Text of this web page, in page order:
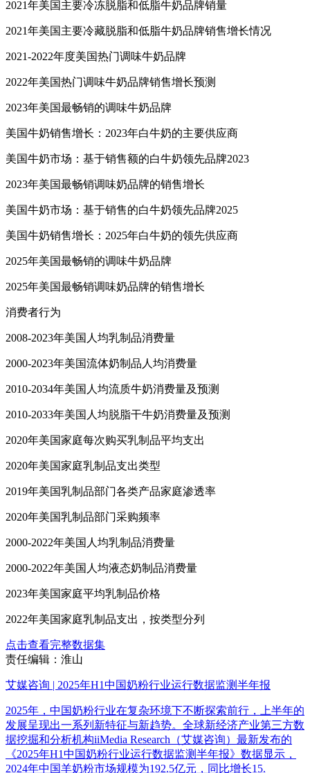
2021年美国主要冷冻脱脂和低脂牛奶品牌销量
2021年美国主要冷藏脱脂和低脂牛奶品牌销售增长情况
2021-2022年度美国热门调味牛奶品牌
2022年美国热门调味牛奶品牌销售增长预测
2023年美国最畅销的调味牛奶品牌
美国牛奶销售增长：2023年白牛奶的主要供应商
美国牛奶市场：基于销售额的白牛奶领先品牌2023
2023年美国最畅销调味奶品牌的销售增长
美国牛奶市场：基于销售的白牛奶领先品牌2025
美国牛奶销售增长：2025年白牛奶的领先供应商
2025年美国最畅销的调味牛奶品牌
2025年美国最畅销调味奶品牌的销售增长
消费者行为
2008-2023年美国人均乳制品消费量
2000-2023年美国流体奶制品人均消费量
2010-2034年美国人均流质牛奶消费量及预测
2010-2033年美国人均脱脂干牛奶消费量及预测
2020年美国家庭每次购买乳制品平均支出
2020年美国家庭乳制品支出类型
2019年美国乳制品部门各类产品家庭渗透率
2020年美国乳制品部门采购频率
2000-2022年美国人均乳制品消费量
2000-2022年美国人均液态奶制品消费量
2023年美国家庭平均乳制品价格
2022年美国家庭乳制品支出，按类型分列
点击查看完整数据集
责任编辑：淮山
艾媒咨询 | 2025年H1中国奶粉行业运行数据监测半年报
2025年，中国奶粉行业在复杂环境下不断探索前行，上半年的
发展呈现出一系列新特征与新趋势。全球新经济产业第三方数
据挖掘和分析机构iiMedia Research（艾媒咨询）最新发布的
《2025年H1中国奶粉行业运行数据监测半年报》数据显示，
2024年中国羊奶粉市场规模为192.5亿元，同比增长15.